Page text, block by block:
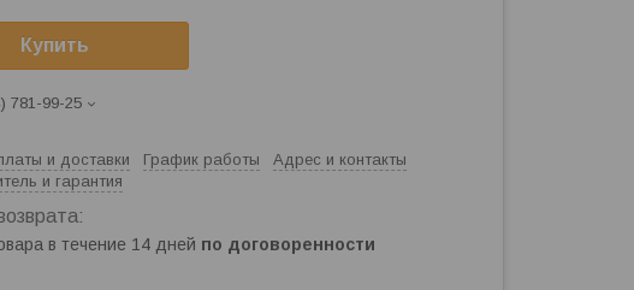
Купить
781-99-25
и доставки График работы
Адрес и контакты
и гарантия
в течение 14 дней по договоренности